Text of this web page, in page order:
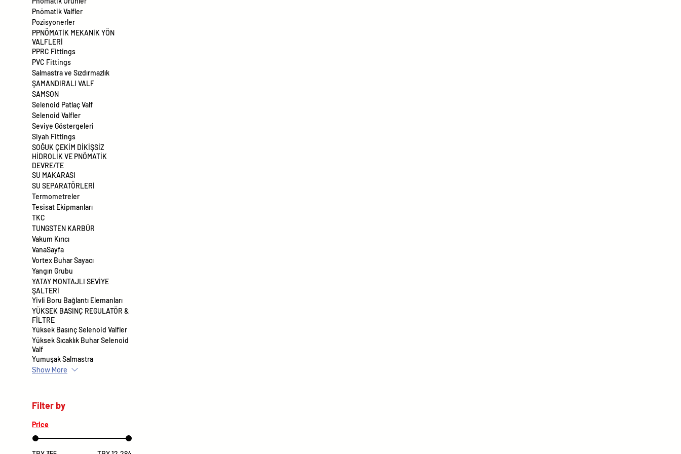
Pnömatik Valfler
Pozisyonerler
PPNÖMATİK MEKANİK YÖN
VALFLERİ
PPRC Fittings
PVC Fittings
Salmastra ve Sızdırmazlık
ŞAMANDIRALI VALF
SAMSON
Selenoid Patlaç Valf
Selenoid Valfler
Seviye Göstergeleri
Siyah Fittings
SOĞUK ÇEKİM DİKİŞSİZ
HİDROLİK VE PNÖMATİK
DEVRE/TE
SU MAKARASI
SU SEPARATÖRLERİ
Termometreler
Tesisat Ekipmanları
TKC
TUNGSTEN KARBÜR
Vakum Kırıcı
VanaSayfa
Vortex Buhar Sayacı
Yangın Grubu
YATAY MONTAJLI SEVİYE
ŞALTERİ
Yivli Boru Bağlantı Elemanları
YÜKSEK BASINÇ REGULATÖR &
FİLTRE
Yüksek Basınç Selenoid Valfler
Yüksek Sıcaklık Buhar Selenoid
Valf
Yumuşak Salmastra
Show More
Filter by
Price